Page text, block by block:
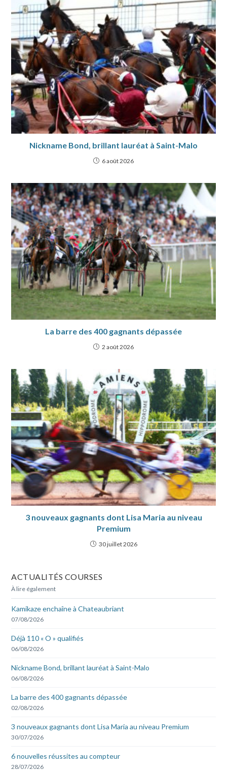
Nickname Bond, brillant lauréat à Saint-Malo
6 août 2026
La barre des 400 gagnants dépassée
2 août 2026
3 nouveaux gagnants dont Lisa Maria au niveau
Premium
30 juillet 2026
ACTUALITÉS COURSES
À lire également
Kamikaze enchaîne à Chateaubriant
07/08/2026
Déjà 110 « O » qualifiés
06/08/2026
Nickname Bond, brillant lauréat à Saint-Malo
06/08/2026
La barre des 400 gagnants dépassée
02/08/2026
3 nouveaux gagnants dont Lisa Maria au niveau Premium
30/07/2026
6 nouvelles réussites au compteur
28/07/2026